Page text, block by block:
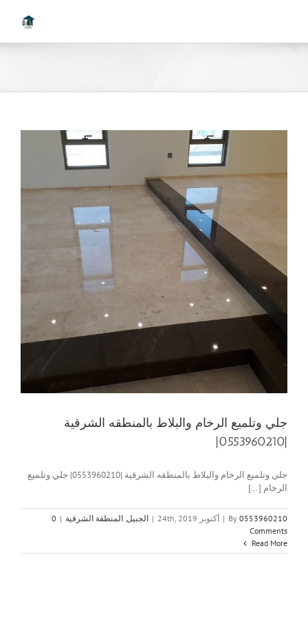
جلي وتلميع الرخام والبلاط بالمنطقه الشرقية
|0553960210|
جلي وتلميع الرخام والبلاط بالمنطقه الشرقية |0553960210| جلي وتلميع
الرخام [...]
By 0553960210
| أكتوبر 24th, 2019 | الجبيل, المنطقة الشرقية |
0
Comments
Read More